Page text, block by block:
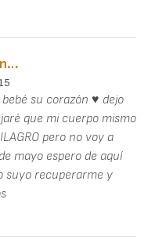
su corazón ♥️ dejo
que mi cuerpo mismo
pero no voy a
mayo espero de aquí
suyo recuperarme y